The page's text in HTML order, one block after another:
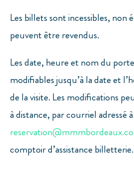
Les billets sont incessibles, non
peuvent être revendus.
Les date, heure et nom du
modifiables jusqu’à la date et
de la visite. Les modifications
à distance, par courriel adressé à
comptoir d’assistance billetterie.